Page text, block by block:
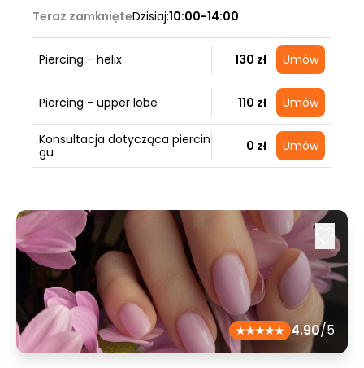
Teraz zamknięteDzisiaj:10:00-14:00
Piercing - helix 130 zł Umów
Piercing - upper lobe 110 zł Umów
Konsultacja dotycząca piercin
gu
0 zł Umów
4.90/5